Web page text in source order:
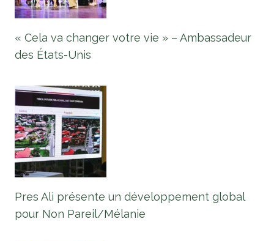
« Cela va changer votre vie » – Ambassadeur
des États-Unis
Pres Ali présente un développement global
pour Non Pareil/Mélanie